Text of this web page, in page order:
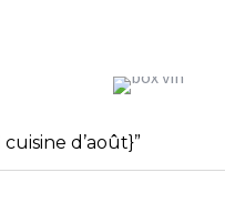
SAINT-VALENTIN
StéphanieM
d’août}”